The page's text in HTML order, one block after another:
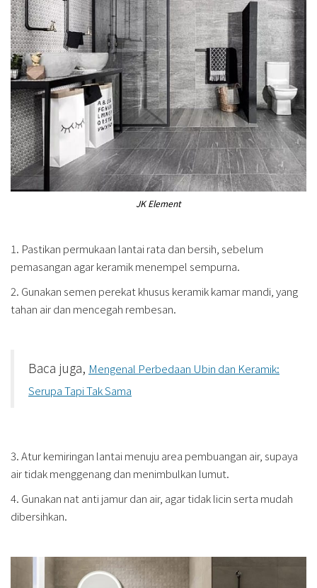
JK Element
1. Pastikan permukaan lantai rata dan bersih, sebelum
pemasangan agar keramik menempel sempurna.
2. Gunakan semen perekat khusus keramik kamar mandi, yang
tahan air dan mencegah rembesan.
Baca juga, Mengenal Perbedaan Ubin dan Keramik:
Serupa Tapi Tak Sama
3. Atur kemiringan lantai menuju area pembuangan air, supaya
air tidak menggenang dan menimbulkan lumut.
4. Gunakan nat anti jamur dan air, agar tidak licin serta mudah
dibersihkan.